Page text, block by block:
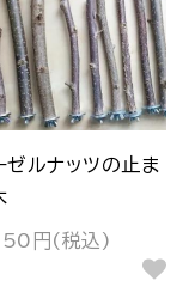
ゼルナッツの止ま
円(税込)